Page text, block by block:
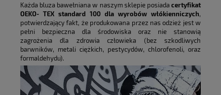
Każda bluza bawełniana w naszym sklepie posiada certyfikat
OEKO- TEX standard 100 dla wyrobów włókienniczych,
potwierdzający fakt, że produkowana przez nas odzież jest w
pełni bezpieczna dla środowiska oraz nie stanowią
zagrożenia dla zdrowia człowieka (bez szkodliwych
barwników, metali ciężkich, pestycydów, chlorofenoli, oraz
formaldehydu).